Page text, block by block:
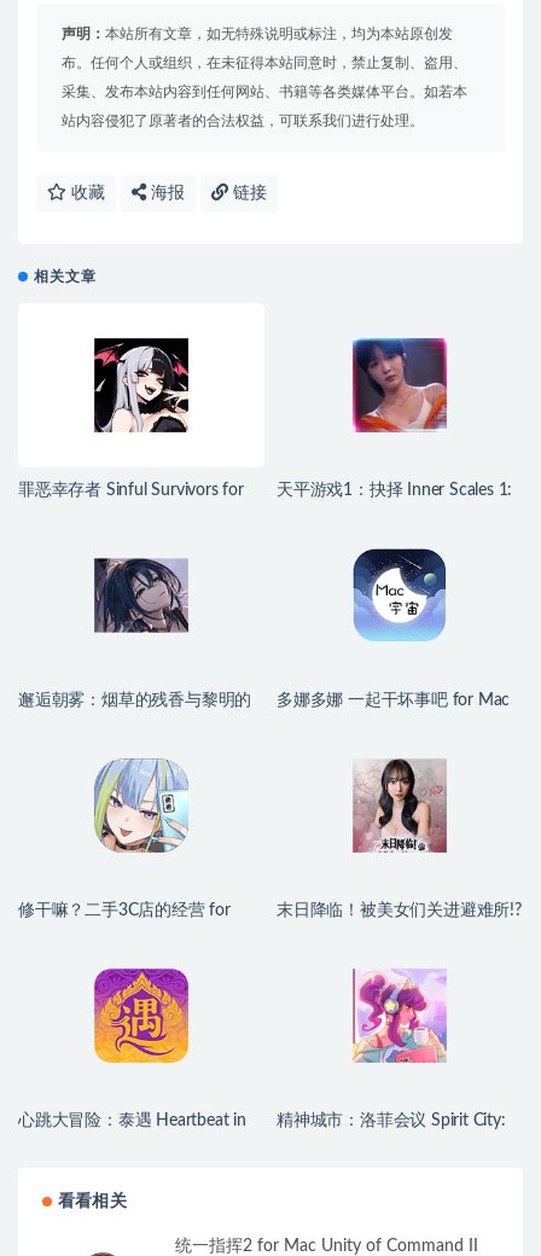
声明： 本站所有文章，如无特殊说明或标注，均为本站原创发
布。任何个人或组织，在未征得本站同意时，禁止复制、盗用、
采集、发布本站内容到任何网站、书籍等各类媒体平台。如若本
站内容侵犯了原著者的合法权益，可联系我们进行处理。
收藏 海报 链接
相关文章
罪恶幸存者 Sinful Survivors for
天平游戏1：抉择 Inner Scales 1:
邂逅朝雾：烟草的残香与黎明的
多娜多娜 一起干坏事吧 for Mac
修干嘛？二手3C店的经营 for
末日降临！被美女们关进避难所!?
心跳大冒险：泰遇 Heartbeat in
精神城市：洛菲会议 Spirit City:
看看相关
统一指挥2 for Mac Unity of Command II